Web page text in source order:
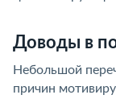
Доводы в
Небольшой
причин